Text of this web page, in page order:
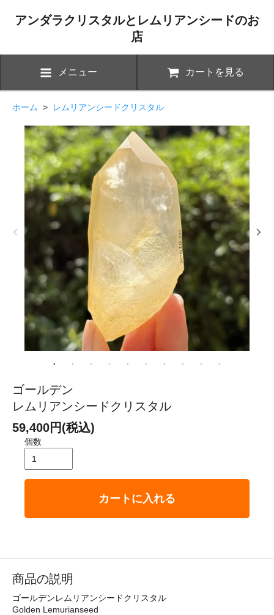
アンダラクリスタルとレムリアンシードのお
店
メニュー カートを見る
ホーム > レムリアンシードクリスタル
ゴールデン
レムリアンシードクリスタル
59,400円(税込)
個数
カートに入れる
商品の説明
ゴールデンレムリアンシードクリスタル
Golden Lemurianseed